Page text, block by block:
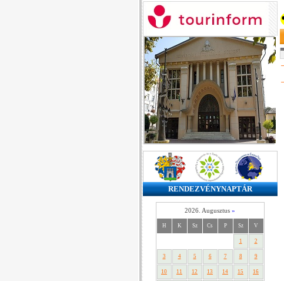
RENDEZVÉNYNAPTÁR
2026. Augusztus »
H K Sz Cs P Sz V
1 2
3 4 5 6 7 8 9
10 11 12 13 14 15 16